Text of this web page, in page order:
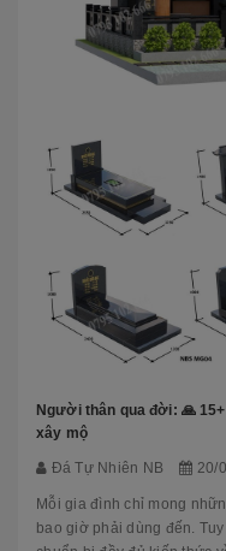
Người thân qua đời: 🙏
xây mộ
Đá Tự Nhiên NB 20/
Mỗi gia đình chỉ mong
bao giờ phải dùng đến.